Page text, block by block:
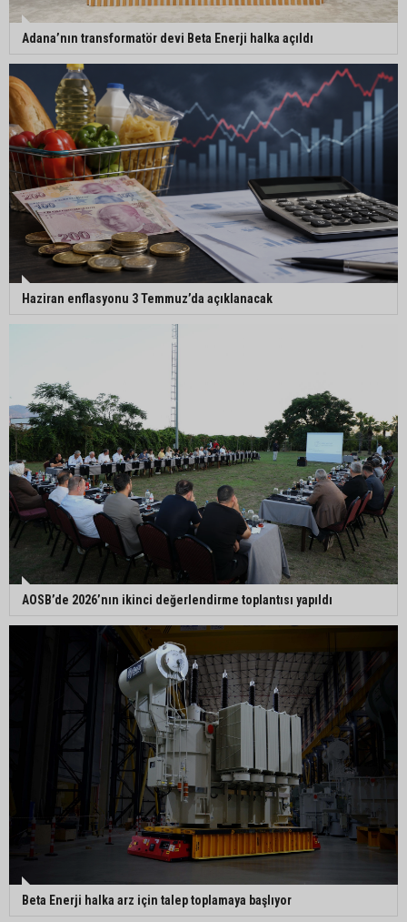
Adana’nın transformatör devi Beta Enerji halka açıldı
Haziran enflasyonu 3 Temmuz’da açıklanacak
AOSB’de 2026’nın ikinci değerlendirme toplantısı yapıldı
Beta Enerji halka arz için talep toplamaya başlıyor